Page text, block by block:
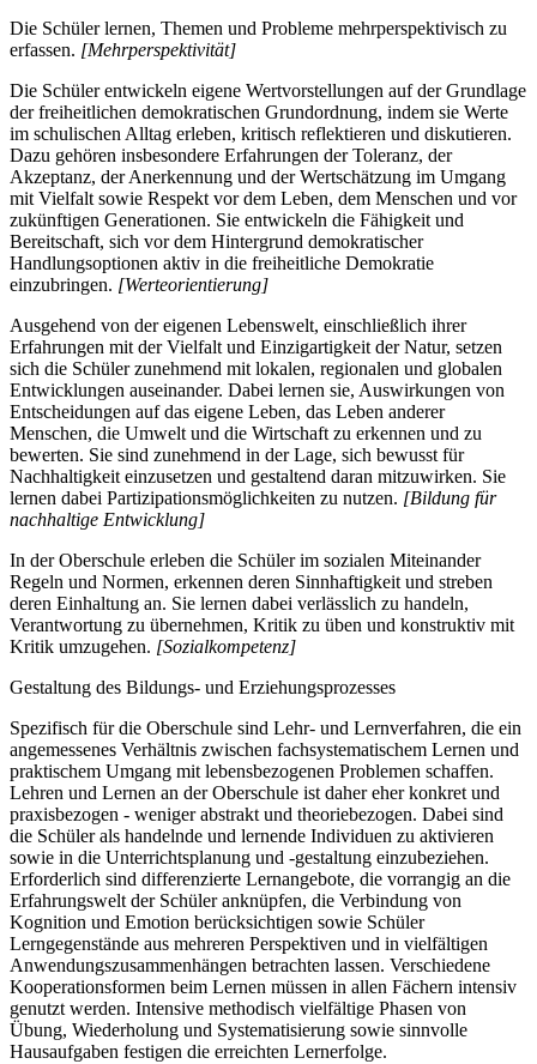
Die Schüler lernen, Themen und Probleme mehrperspektivisch zu
erfassen. [Mehrperspektivität]
Die Schüler entwickeln eigene Wertvorstellungen auf der Grundlage
der freiheitlichen demokratischen Grundordnung, indem sie Werte
im schulischen Alltag erleben, kritisch reflektieren und diskutieren.
Dazu gehören insbesondere Erfahrungen der Toleranz, der
Akzeptanz, der Anerkennung und der Wertschätzung im Umgang
mit Vielfalt sowie Respekt vor dem Leben, dem Menschen und vor
zukünftigen Generationen. Sie entwickeln die Fähigkeit und
Bereitschaft, sich vor dem Hintergrund demokratischer
Handlungsoptionen aktiv in die freiheitliche Demokratie
einzubringen. [Werteorientierung]
Ausgehend von der eigenen Lebenswelt, einschließlich ihrer
Erfahrungen mit der Vielfalt und Einzigartigkeit der Natur, setzen
sich die Schüler zunehmend mit lokalen, regionalen und globalen
Entwicklungen auseinander. Dabei lernen sie, Auswirkungen von
Entscheidungen auf das eigene Leben, das Leben anderer
Menschen, die Umwelt und die Wirtschaft zu erkennen und zu
bewerten. Sie sind zunehmend in der Lage, sich bewusst für
Nachhaltigkeit einzusetzen und gestaltend daran mitzuwirken. Sie
lernen dabei Partizipationsmöglichkeiten zu nutzen. [Bildung für
nachhaltige Entwicklung]
In der Oberschule erleben die Schüler im sozialen Miteinander
Regeln und Normen, erkennen deren Sinnhaftigkeit und streben
deren Einhaltung an. Sie lernen dabei verlässlich zu handeln,
Verantwortung zu übernehmen, Kritik zu üben und konstruktiv mit
Kritik umzugehen. [Sozialkompetenz]
Gestaltung des Bildungs- und Erziehungsprozesses
Spezifisch für die Oberschule sind Lehr- und Lernverfahren, die ein
angemessenes Verhältnis zwischen fachsystematischem Lernen und
praktischem Umgang mit lebensbezogenen Problemen schaffen.
Lehren und Lernen an der Oberschule ist daher eher konkret und
praxisbezogen - weniger abstrakt und theoriebezogen. Dabei sind
die Schüler als handelnde und lernende Individuen zu aktivieren
sowie in die Unterrichtsplanung und -gestaltung einzubeziehen.
Erforderlich sind differenzierte Lernangebote, die vorrangig an die
Erfahrungswelt der Schüler anknüpfen, die Verbindung von
Kognition und Emotion berücksichtigen sowie Schüler
Lerngegenstände aus mehreren Perspektiven und in vielfältigen
Anwendungszusammenhängen betrachten lassen. Verschiedene
Kooperationsformen beim Lernen müssen in allen Fächern intensiv
genutzt werden. Intensive methodisch vielfältige Phasen von
Übung, Wiederholung und Systematisierung sowie sinnvolle
Hausaufgaben festigen die erreichten Lernerfolge.